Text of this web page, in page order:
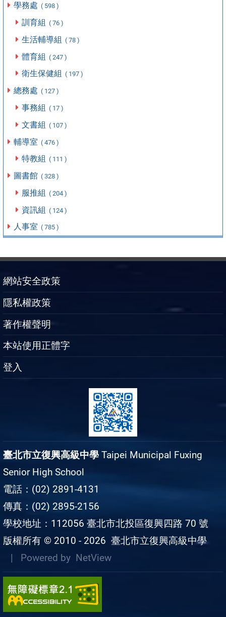
學務處 ( 598 )
訓育組 ( 76 )
生活輔導組 ( 78 )
體育組 ( 247 )
衛生保健組 ( 197 )
總務處 ( 127 )
事務組 ( 17 )
文書組 ( 107 )
輔導室 ( 476 )
特教組 ( 111 )
圖書館 ( 328 )
服推組 ( 204 )
資訊組 ( 124 )
人事室 ( 785 )
網站安全政策
隱私權政策
著作權聲明
本站使用正體字
登入
臺北市立復興高級中學 Taipei Municipal Fuxing
Senior High School
電話：(02) 2891-4131
傳真：(02) 2895-2156
學校地址：112056 臺北市北投區復興四路 70 號
版權所有 © 2010 - 2026 臺北市立復興高級中學
| Powered by NetView